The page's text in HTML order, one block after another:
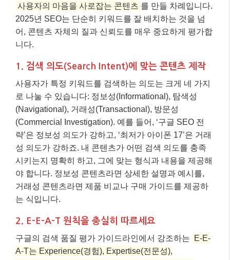
사용자의 마음을 사로잡는 콘텐츠 를 만들 차례입니다.
2025년 SEO는 단순히 키워드를 잘 배치하는 것을 넘
어, 콘텐츠 자체의 질과 신뢰도를 매우 중요하게 평가합
니다.
1. 검색 의도(Search Intent)에 맞는 콘텐츠 제작
사용자가 특정 키워드를 검색하는 의도는 크게 네 가지
로 나눌 수 있습니다: 정보성(Informational), 탐색성
(Navigational), 거래성(Transactional), 방문성
(Commercial Investigation). 예를 들어, ‘구글 SEO 전
략’은 정보성 의도가 강하고, ‘최저가 아이폰 17’은 거래
성 의도가 강하죠. 내 콘텐츠가 어떤 검색 의도를 충족
시키는지 명확히 하고, 그에 맞는 형식과 내용을 제공해
야 합니다. 정보성 콘텐츠라면 상세한 설명과 예시를,
거래성 콘텐츠라면 제품 비교나 구매 가이드를 제공하
는 식입니다.
2. E-E-A-T 원칙을 충실히 따르세요
구글의 검색 품질 평가 가이드라인에서 강조하는
E-E-
A-T는 Experience(경험), Expertise(전문성),